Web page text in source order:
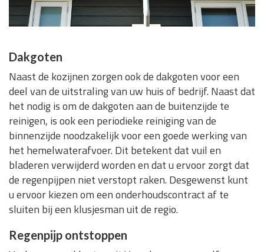
Dakgoten
Naast de kozijnen zorgen ook de dakgoten voor een
deel van de uitstraling van uw huis of bedrijf. Naast dat
het nodig is om de dakgoten aan de buitenzijde te
reinigen, is ook een periodieke reiniging van de
binnenzijde noodzakelijk voor een goede werking van
het hemelwaterafvoer. Dit betekent dat vuil en
bladeren verwijderd worden en dat u ervoor zorgt dat
de regenpijpen niet verstopt raken. Desgewenst kunt
u ervoor kiezen om een onderhoudscontract af te
sluiten bij een klusjesman uit de regio.
Regenpijp ontstoppen